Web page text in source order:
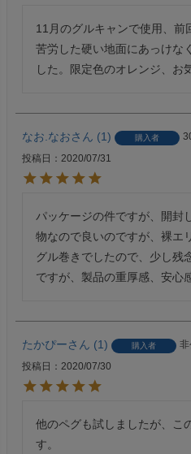
11月のグルキャンで使用、前
苦労した硬い地面にあっけな
した。限定色のオレンジ、お
なお.なお 1 購入者
投稿日
2020/07/31
パッケージの件ですが、開封
物なので良いのですが、裸エ
グル巻きでしたので、少し残
たかぴー 1 購入者
非
投稿日
2020/07/30
他のペグも試しましたが、こ
す。